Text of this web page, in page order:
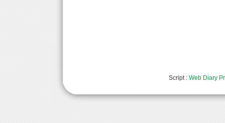
Script : Web Diary